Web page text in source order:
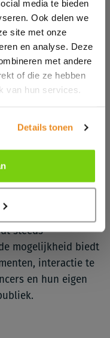
media te bieden
Ook delen we
site met onze
en analyse. Deze
met andere
of die ze hebben
van hun services.
Details tonen
influencers
een kleiner aantal
publiek
steeds belangrijker
en
hebben.
om samen te
steeds
mogelijkheid biedt
interactie te
en hun eigen